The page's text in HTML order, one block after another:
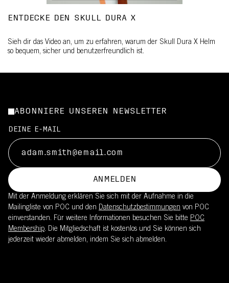
ENTDECKE DEN SKULL DURA X
Sieh dir das Video an, um zu erfahren, warum der Skull Dura X Helm
so bequem, sicher und benutzerfreundlich ist.
ABONNIERE UNSEREN NEWSLETTER
DEINE E-MAIL
ANMELDEN
Mit der Anmeldung erklären Sie sich mit der Aufnahme in die
Mailingliste von POC und den Datenschutzbestimmungen von POC
einverstanden. Für weitere Informationen besuchen Sie bitte POC
Membership. Die Mitgliedschaft ist kostenlos und Sie können sich
jederzeit wieder abmelden, indem Sie sich abmelden.